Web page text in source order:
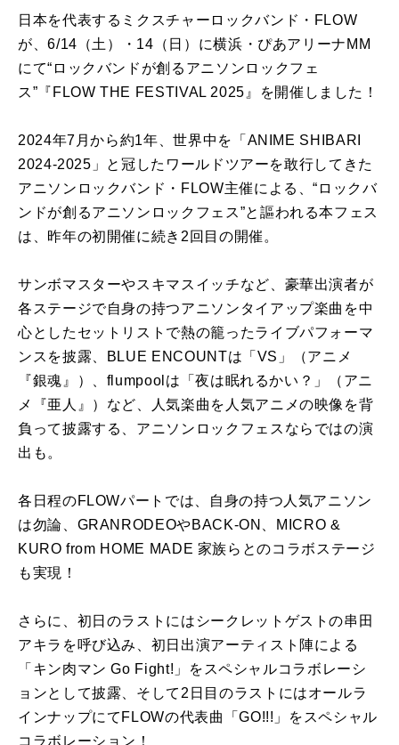
日本を代表するミクスチャーロックバンド・FLOW
が、6/14（土）・14（日）に横浜・ぴあアリーナMM
にて“ロックバンドが創るアニソンロックフェ
ス”『FLOW THE FESTIVAL 2025』を開催しました！
2024年7月から約1年、世界中を「ANIME SHIBARI
2024-2025」と冠したワールドツアーを敢行してきた
アニソンロックバンド・FLOW主催による、“ロックバ
ンドが創るアニソンロックフェス”と謳われる本フェス
は、昨年の初開催に続き2回目の開催。
サンボマスターやスキマスイッチなど、豪華出演者が
各ステージで自身の持つアニソンタイアップ楽曲を中
心としたセットリストで熱の籠ったライブパフォーマ
ンスを披露、BLUE ENCOUNTは「VS」（アニメ
『銀魂』）、flumpoolは「夜は眠れるかい？」（アニ
メ『亜人』）など、人気楽曲を人気アニメの映像を背
負って披露する、アニソンロックフェスならではの演
出も。
各日程のFLOWパートでは、自身の持つ人気アニソン
は勿論、GRANRODEOやBACK-ON、MICRO &
KURO from HOME MADE 家族らとのコラボステージ
も実現！
さらに、初日のラストにはシークレットゲストの串田
アキラを呼び込み、初日出演アーティスト陣による
「キン肉マン Go Fight!」をスペシャルコラボレーシ
ョンとして披露、そして2日目のラストにはオールラ
インナップにてFLOWの代表曲「GO!!!」をスペシャル
コラボレーション！